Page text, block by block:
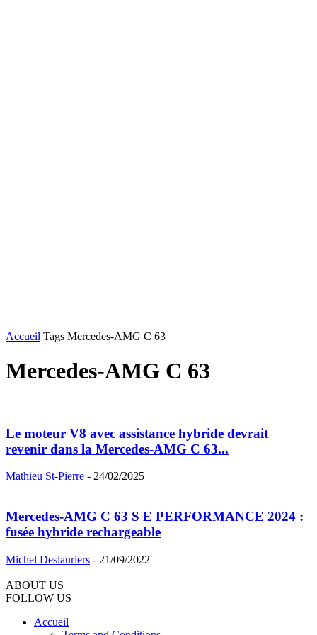
Accueil Tags Mercedes-AMG C 63
Mercedes-AMG C 63
Le moteur V8 avec assistance hybride devrait
revenir dans la Mercedes-AMG C 63...
Mathieu St-Pierre - 24/02/2025
Mercedes-AMG C 63 S E PERFORMANCE 2024 :
fusée hybride rechargeable
Michel Deslauriers - 21/09/2022
ABOUT US
FOLLOW US
Accueil